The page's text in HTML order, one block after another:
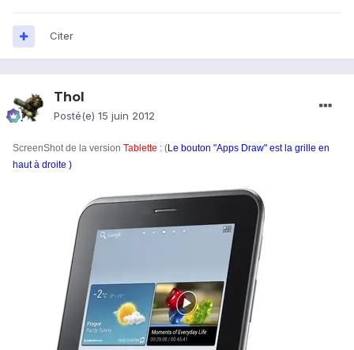
Citer
Thol
Posté(e) 15 juin 2012
ScreenShot de la version Tablette : (Le bouton "Apps Draw" est la grille en
haut à droite )